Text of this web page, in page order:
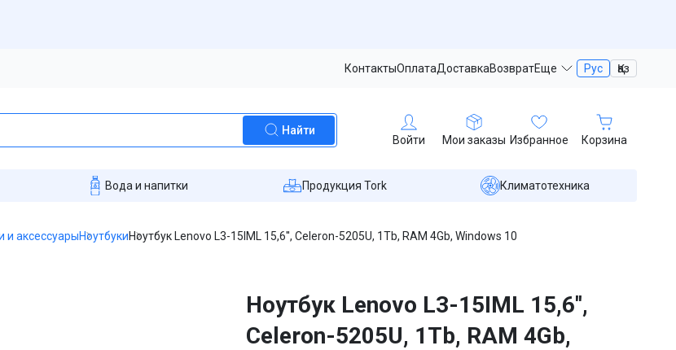
КонтактыОплатаДоставкаВозвратЕще Рус Қаз
Найти
Войти Мои заказы Избранное Корзина
Вода и напитки Продукция Tork Климатотехника
и аксессуарыНоутбукиНоутбук Lenovo L3-15IML 15,6'', Celeron-5205U, 1Tb, RAM 4Gb, Windows 10
Ноутбук Lenovo L3-15IML 15,6'',
Celeron-5205U, 1Tb, RAM 4Gb,